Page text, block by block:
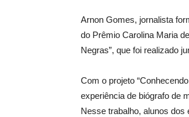
Arnon Gomes, jornalista
do Prêmio Carolina Maria
Negras”, que foi realizado
Com o projeto
experiência de biógrafo de
Nesse trabalho, alunos dos